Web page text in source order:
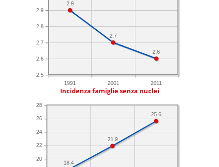
1991 2001 2011
2.5
2.6
2.7
2.8
2.9
2.6
2.7
2.9
Incidenza famiglie senza nuclei
20
22
24
26
28
25.6
21.9
18.4